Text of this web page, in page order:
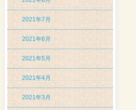
2021年7月
2021年6月
2021年5月
2021年4月
2021年3月